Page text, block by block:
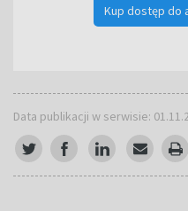
Kup dostęp do
Data publikacji w serwisie: